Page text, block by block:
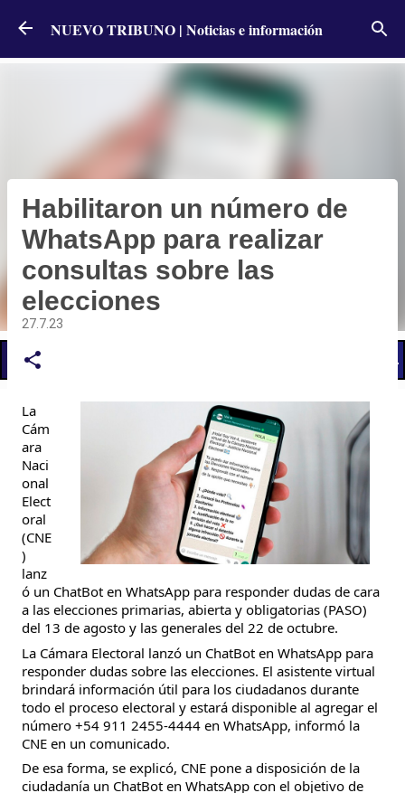
Ir al contenido principal
NUEVO TRIBUNO | Noticias e información
📢 LO ÚLTIMO
Habilitaron un número de
WhatsApp para realizar
consultas sobre las
elecciones
27.7.23
La
Cám
ara
Naci
onal
Elect
oral
(CNE
)
lanz
ó un ChatBot en WhatsApp para responder dudas de cara
a las elecciones primarias, abierta y obligatorias (PASO)
del 13 de agosto y las generales del 22 de octubre.
La Cámara Electoral lanzó un ChatBot en WhatsApp para
responder dudas sobre las elecciones. El asistente virtual
brindará información útil para los ciudadanos durante
todo el proceso electoral y estará disponible al agregar el
número +54 911 2455-4444 en WhatsApp, informó la
CNE en un comunicado.
De esa forma, se explicó, CNE pone a disposición de la
ciudadanía un ChatBot en WhatsApp con el objetivo de